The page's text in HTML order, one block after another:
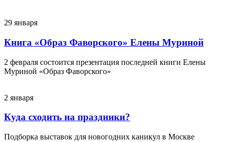
29 января
Книга «Образ Фаворского» Елены Муриной
2 февраля состоится презентация последней книги Елены
Муриной «Образ Фаворского»
2 января
Куда сходить на праздники?
Подборка выставок для новогодних каникул в Москве